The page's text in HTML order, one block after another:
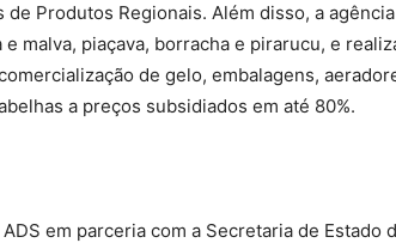
de Produtos Regionais. Além disso, a
malva, piaçava, borracha e pirarucu, e
de gelo, embalagens,
a preços subsidiados em até 80%.
em parceria com a Secretaria de Estado